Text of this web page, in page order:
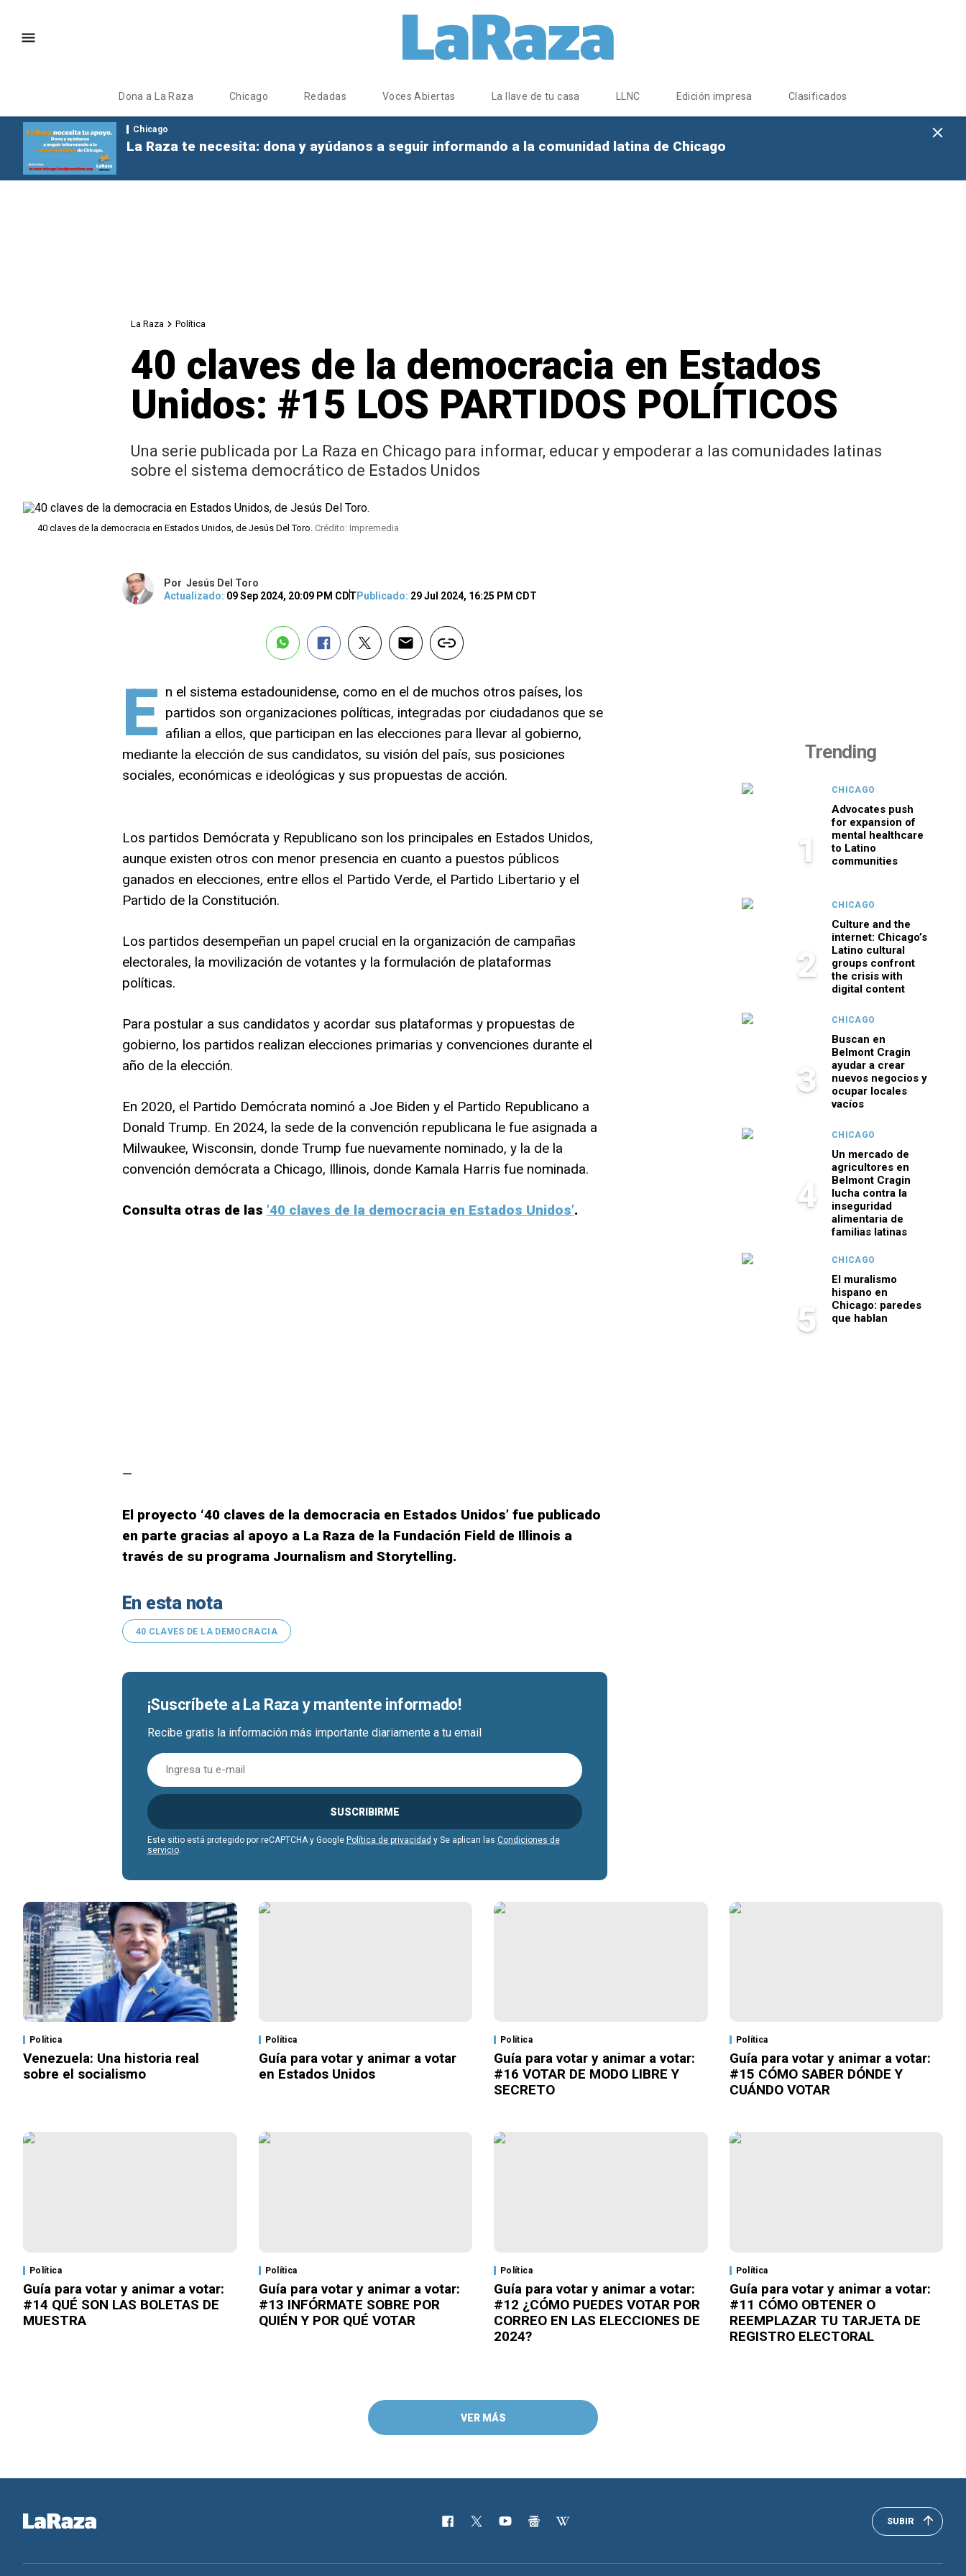
Dona a La Raza Chicago Redadas Voces Abiertas La llave de tu casa LLNC Edición impresa Clasificados
Chicago
La Raza te necesita: dona y ayúdanos a seguir informando a la comunidad latina de Chicago
La Raza Política
40 claves de la democracia en Estados
Unidos: #15 LOS PARTIDOS POLÍTICOS
Una serie publicada por La Raza en Chicago para informar, educar y empoderar a las comunidades latinas
sobre el sistema democrático de Estados Unidos
40 claves de la democracia en Estados Unidos, de Jesús Del Toro. Crédito: Impremedia
Por Jesús Del Toro
Actualizado: 09 Sep 2024, 20:09 PM CDT Publicado: 29 Jul 2024, 16:25 PM CDT
E n el sistema estadounidense, como en el de muchos otros países, los
partidos son organizaciones políticas, integradas por ciudadanos que se
afilian a ellos, que participan en las elecciones para llevar al gobierno,
mediante la elección de sus candidatos, su visión del país, sus posiciones
sociales, económicas e ideológicas y sus propuestas de acción.
Los partidos Demócrata y Republicano son los principales en Estados Unidos,
aunque existen otros con menor presencia en cuanto a puestos públicos
ganados en elecciones, entre ellos el Partido Verde, el Partido Libertario y el
Partido de la Constitución.
Los partidos desempeñan un papel crucial en la organización de campañas
electorales, la movilización de votantes y la formulación de plataformas
políticas.
Para postular a sus candidatos y acordar sus plataformas y propuestas de
gobierno, los partidos realizan elecciones primarias y convenciones durante el
año de la elección.
En 2020, el Partido Demócrata nominó a Joe Biden y el Partido Republicano a
Donald Trump. En 2024, la sede de la convención republicana le fue asignada a
Milwaukee, Wisconsin, donde Trump fue nuevamente nominado, y la de la
convención demócrata a Chicago, Illinois, donde Kamala Harris fue nominada.
Consulta otras de las ’40 claves de la democracia en Estados Unidos’.
—
El proyecto ‘40 claves de la democracia en Estados Unidos’ fue publicado
en parte gracias al apoyo a La Raza de la Fundación Field de Illinois a
través de su programa Journalism and Storytelling.
En esta nota
40 CLAVES DE LA DEMOCRACIA
¡Suscríbete a La Raza y mantente informado!
Recibe gratis la información más importante diariamente a tu email
SUSCRIBIRME
Este sitio está protegido por reCAPTCHA y Google Política de privacidad y Se aplican las Condiciones de
servicio.
Trending
1
CHICAGO
Advocates push
for expansion of
mental healthcare
to Latino
communities
2
CHICAGO
Culture and the
internet: Chicago’s
Latino cultural
groups confront
the crisis with
digital content
3
CHICAGO
Buscan en
Belmont Cragin
ayudar a crear
nuevos negocios y
ocupar locales
vacíos
4
CHICAGO
Un mercado de
agricultores en
Belmont Cragin
lucha contra la
inseguridad
alimentaria de
familias latinas
5
CHICAGO
El muralismo
hispano en
Chicago: paredes
que hablan
Política
Venezuela: Una historia real
sobre el socialismo
Política
Guía para votar y animar a votar
en Estados Unidos
Política
Guía para votar y animar a votar:
#16 VOTAR DE MODO LIBRE Y
SECRETO
Política
Guía para votar y animar a votar:
#15 CÓMO SABER DÓNDE Y
CUÁNDO VOTAR
Política
Guía para votar y animar a votar:
#14 QUÉ SON LAS BOLETAS DE
MUESTRA
Política
Guía para votar y animar a votar:
#13 INFÓRMATE SOBRE POR
QUIÉN Y POR QUÉ VOTAR
Política
Guía para votar y animar a votar:
#12 ¿CÓMO PUEDES VOTAR POR
CORREO EN LAS ELECCIONES DE
2024?
Política
Guía para votar y animar a votar:
#11 CÓMO OBTENER O
REEMPLAZAR TU TARJETA DE
REGISTRO ELECTORAL
VER MÁS
SUBIR